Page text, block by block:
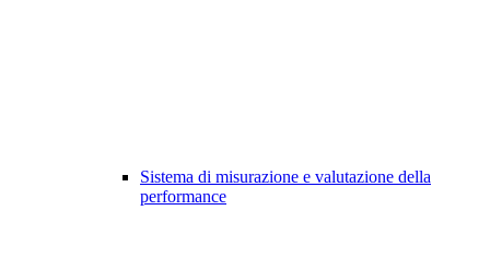
Sistema di misurazione e valutazione della
performance